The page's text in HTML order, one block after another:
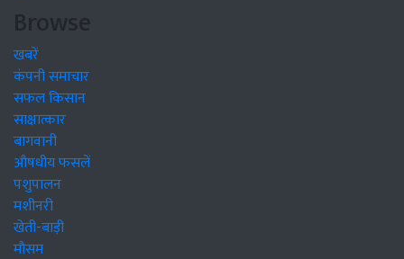
Browse
खबरें
कंपनी समाचार
सफल किसान
साक्षात्कार
बागवानी
औषधीय फसलें
पशुपालन
मशीनरी
खेती-बाड़ी
मौसम